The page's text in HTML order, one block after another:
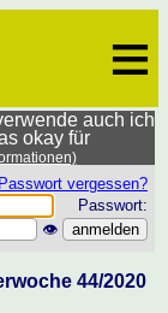
≡
auch ich
okay für
Passwort vergessen?
Passwort:
👁
44/2020